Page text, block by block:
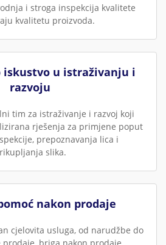
i stroga inspekcija kvalitete
kvalitetu proizvoda.
iskustvo u istraživanju i
razvoju
tim za istraživanje i razvoj koji
rješenja za primjene poput
prepoznavanja lica i
slika.
nakon prodaje
cjelovita usluga, od narudžbe do